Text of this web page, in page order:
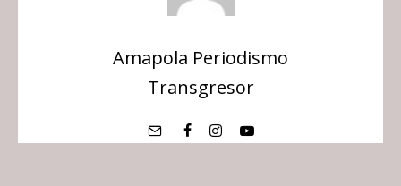
Amapola Periodismo
Transgresor